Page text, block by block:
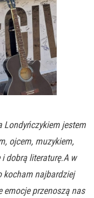
Londyńczykiem jestem
ojcem, muzykiem,
dobrą literaturę.A w
kocham najbardziej
emocje przenoszą nas